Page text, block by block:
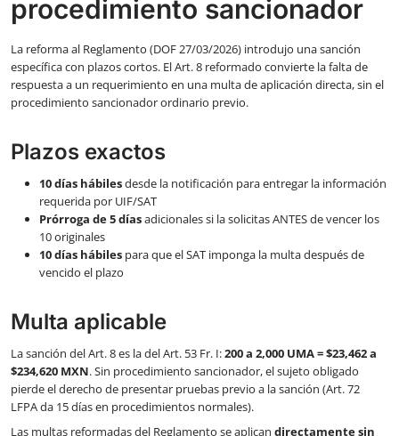
procedimiento sancionador
La reforma al Reglamento (DOF 27/03/2026) introdujo una sanción
específica con plazos cortos. El Art. 8 reformado convierte la falta de
respuesta a un requerimiento en una multa de aplicación directa, sin el
procedimiento sancionador ordinario previo.
Plazos exactos
10 días hábilesdesde la notificación para entregar la información
requerida por UIF/SAT
Prórroga de 5 díasadicionales si la solicitas ANTES de vencer los
10 originales
10 días hábiles para que el SAT imponga la multa después de
vencido el plazo
Multa aplicable
La sanción del Art. 8 es la del Art. 53 Fr. I:200 a 2,000 UMA = $23,462 a
$234,620 MXN. Sin procedimiento sancionador, el sujeto obligado
pierde el derecho de presentar pruebas previo a la sanción (Art. 72
LFPA da 15 días en procedimientos normales).
Las multas reformadas del Reglamento se aplican directamente sin